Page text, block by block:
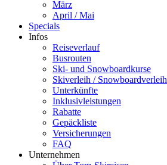
März
April / Mai
Specials
Infos
Reiseverlauf
Busrouten
Ski- und Snowboardkurse
Skiverleih / Snowboardverleih
Unterkünfte
Inklusivleistungen
Rabatte
Gepäckliste
Versicherungen
FAQ
Unternehmen